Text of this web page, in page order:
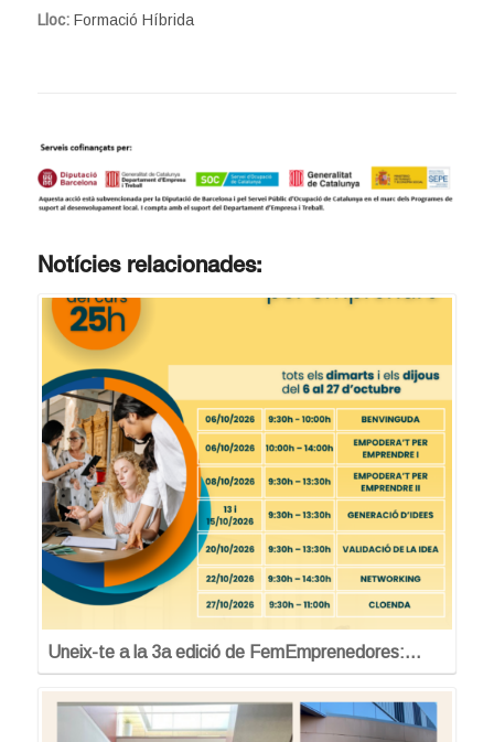
Lloc:Formació Híbrida
Notícies relacionades:
Uneix-te a la 3a edició de FemEmprenedores:…